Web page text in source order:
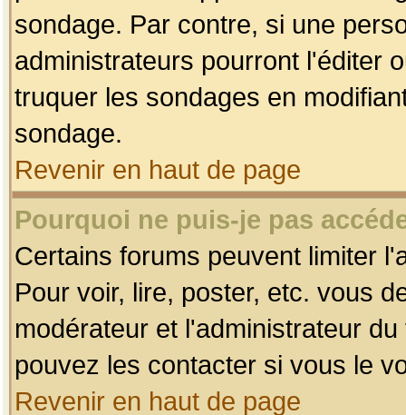
sondage. Par contre, si une
administrateurs pourront l'éditer
truquer les sondages en
sondage.
Revenir en haut de page
Pourquoi ne puis-je pas
Certains forums peuvent limiter
Pour voir, lire, poster, etc. vous
modérateur et l'administrateur
pouvez les contacter si vous le
Revenir en haut de page